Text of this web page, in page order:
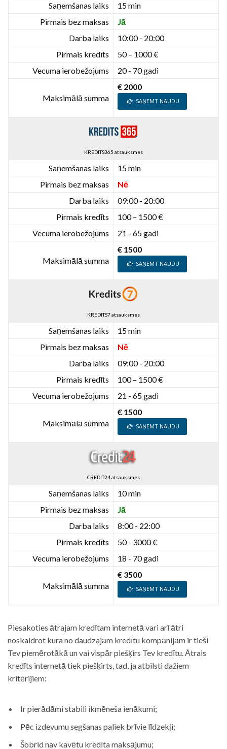
Saņemšanas laiks
15 min
Pirmais bez maksas
Jā
Darba laiks
10:00 - 20:00
Pirmais kredīts
50 – 1000 €
Vecuma ierobežojums
20 - 70 gadi
Maksimālā summa
€ 2000
SAŅEMT NAUDU
KREDITS365 atsauksmes
Saņemšanas laiks
15 min
Pirmais bez maksas
Nē
Darba laiks
09:00 - 20:00
Pirmais kredīts
100 – 1500 €
Vecuma ierobežojums
21 - 65 gadi
Maksimālā summa
€ 1500
SAŅEMT NAUDU
KREDITS7 atsauksmes
Saņemšanas laiks
15 min
Pirmais bez maksas
Nē
Darba laiks
09:00 - 20:00
Pirmais kredīts
100 – 1500 €
Vecuma ierobežojums
21 - 65 gadi
Maksimālā summa
€ 1500
SAŅEMT NAUDU
CREDIT24 atsauksmes
Saņemšanas laiks
10 min
Pirmais bez maksas
Jā
Darba laiks
8:00 - 22:00
Pirmais kredīts
50 - 3000 €
Vecuma ierobežojums
18 - 70 gadi
Maksimālā summa
€ 3500
SAŅEMT NAUDU
Piesakoties ātrajam kredītam internetā vari arī ātri
noskaidrot kura no daudzajām kredītu kompānijām ir tieši
Tev piemērotākā un vai vispār piešķirs Tev kredītu. Ātrais
kredīts internetā tiek piešķirts, tad, ja atbilsti dažiem
kritērijiem:
Ir pierādāmi stabili ikmēneša ienākumi;
Pēc izdevumu segšanas paliek brīvie līdzekļi;
Šobrīd nav kavētu kredīta maksājumu;